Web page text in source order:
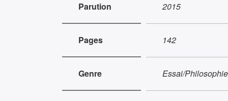
Parution 2015
Pages 142
Genre Essai/Philosophie